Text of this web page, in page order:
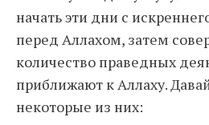
начать эти дни с
перед Аллахом, затем
количество праведных
приближают к Аллаху.
некоторые из них: